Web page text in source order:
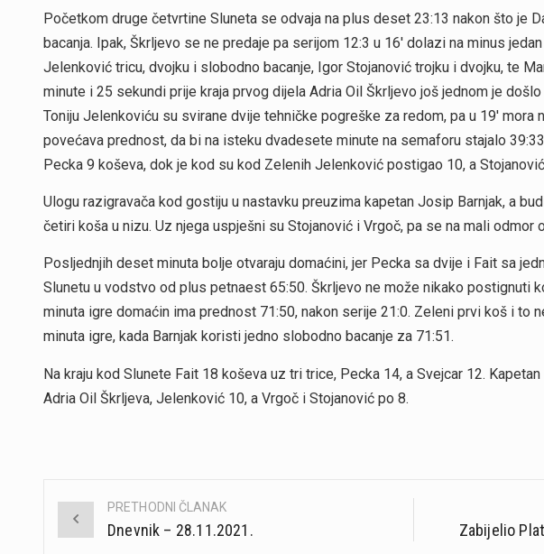
Početkom druge četvrtine Sluneta se odvaja na plus deset 23:13 nakon što je
bacanja. Ipak, Škrljevo se ne predaje pa serijom 12:3 u 16′ dolazi na minus
Jelenković tricu, dvojku i slobodno bacanje, Igor Stojanović trojku i dvojku, te
minute i 25 sekundi prije kraja prvog dijela Adria Oil Škrljevo još jednom je
Toniju Jelenkoviću su svirane dvije tehničke pogreške za redom, pa u 19′ mora
povećava prednost, da bi na isteku dvadesete minute na semaforu stajalo
Pecka 9 koševa, dok je kod su kod Zelenih Jelenković postigao 10, a
Ulogu razigravača kod gostiju u nastavku preuzima kapetan Josip Barnjak, a
četiri koša u nizu. Uz njega uspješni su Stojanović i Vrgoč, pa se na mali odmor
Posljednjih deset minuta bolje otvaraju domaćini, jer Pecka sa dvije i Fait sa
Slunetu u vodstvo od plus petnaest 65:50. Škrljevo ne može nikako postignuti
minuta igre domaćin ima prednost 71:50, nakon serije 21:0. Zeleni prvi koš i to
minuta igre, kada Barnjak koristi jedno slobodno bacanje za 71:51.
Na kraju kod Slunete Fait 18 koševa uz tri trice, Pecka 14, a Svejcar 12.
Adria Oil Škrljeva, Jelenković 10, a Vrgoč i Stojanović po 8.
Post
PRETHODNI ČLANAK
Dnevnik – 28.11.2021.
Zabijelio